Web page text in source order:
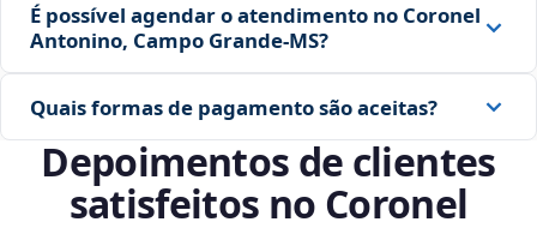
É possível agendar o atendimento no Coronel
Antonino, Campo Grande‑MS?
Quais formas de pagamento são aceitas?
Depoimentos de clientes
satisfeitos no Coronel